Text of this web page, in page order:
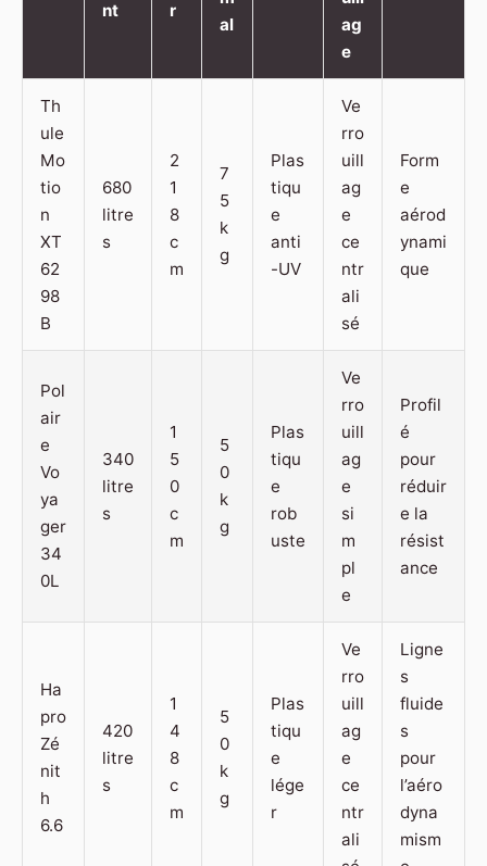
nt
r
al
ag
e
Th
ule
Mo
tio
n
XT
62
98
B
680
litre
s
2
1
8
c
m
7
5
k
g
Plas
tiqu
e
anti
-UV
Ve
rro
uill
ag
e
ce
ntr
ali
sé
Form
e
aérod
ynami
que
Pol
air
e
Vo
ya
ger
34
0L
340
litre
s
1
5
0
c
m
5
0
k
g
Plas
tiqu
e
rob
uste
Ve
rro
uill
ag
e
si
m
pl
e
Profil
é
pour
réduir
e la
résist
ance
Ha
pro
Zé
nit
h
6.6
420
litre
s
1
4
8
c
m
5
0
k
g
Plas
tiqu
e
lége
r
Ve
rro
uill
ag
e
ce
ntr
ali
Ligne
s
fluide
s
pour
l’aéro
dyna
mism